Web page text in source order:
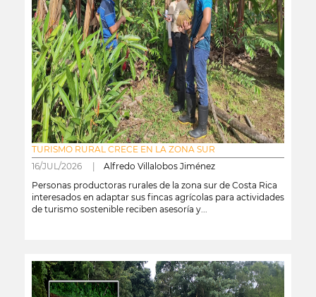
TURISMO RURAL CRECE EN LA ZONA SUR
16/JUL/2026 | Alfredo Villalobos Jiménez
Personas productoras rurales de la zona sur de Costa Rica
interesados en adaptar sus fincas agrícolas para actividades
de turismo sostenible reciben asesoría y...